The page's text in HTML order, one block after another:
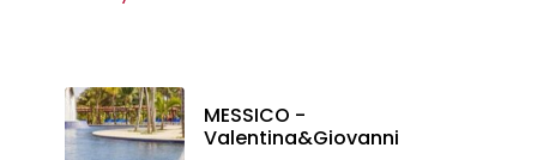
MESSICO -
Valentina&Giovanni